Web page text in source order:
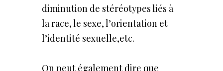
diminution de stéréotypes liés à
la race, le sexe, l’orientation et
l’identité sexuelle,etc.
On peut également dire que